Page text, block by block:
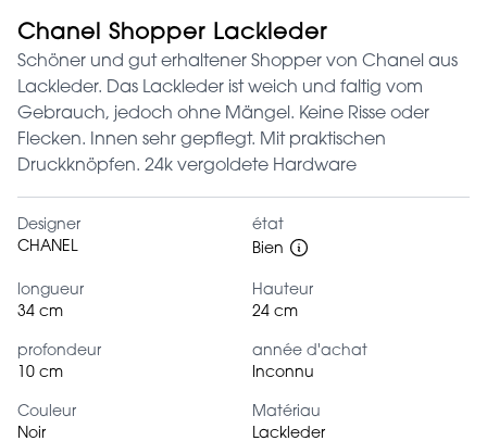
Chanel Shopper Lackleder
Schöner und gut erhaltener Shopper von Chanel aus
Lackleder. Das Lackleder ist weich und faltig vom
Gebrauch, jedoch ohne Mängel. Keine Risse oder
Flecken. Innen sehr gepflegt. Mit praktischen
Druckknöpfen. 24k vergoldete Hardware
Designer
CHANEL
état
Bien
longueur
34 cm
Hauteur
24 cm
profondeur
10 cm
année d'achat
Inconnu
Couleur
Noir
Matériau
Lackleder